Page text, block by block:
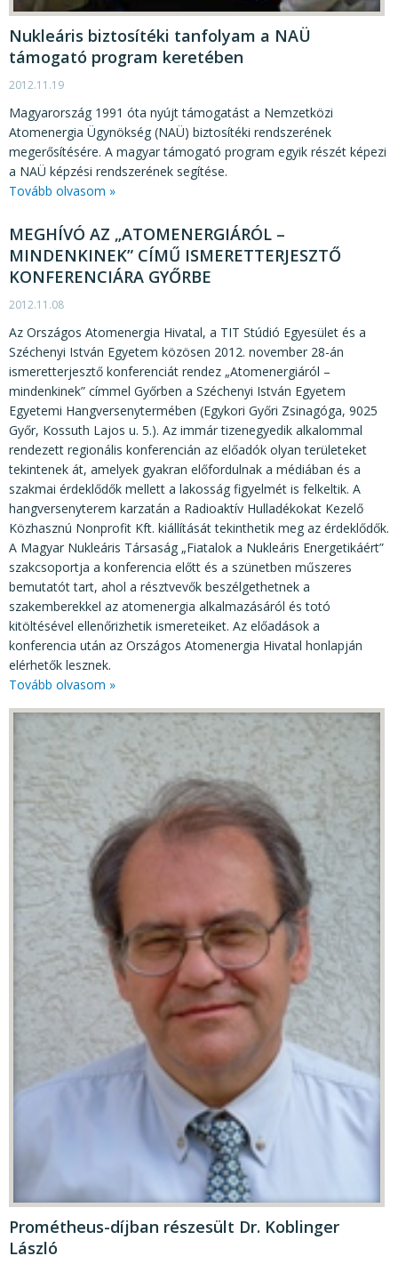
Nukleáris biztosítéki tanfolyam a NAÜ
támogató program keretében
2012.11.19
Magyarország 1991 óta nyújt támogatást a Nemzetközi
Atomenergia Ügynökség (NAÜ) biztosítéki rendszerének
megerősítésére. A magyar támogató program egyik részét képezi
a NAÜ képzési rendszerének segítése.
Tovább olvasom »
MEGHÍVÓ AZ „ATOMENERGIÁRÓL –
MINDENKINEK” CÍMŰ ISMERETTERJESZTŐ
KONFERENCIÁRA GYŐRBE
2012.11.08
Az Országos Atomenergia Hivatal, a TIT Stúdió Egyesület és a
Széchenyi István Egyetem közösen 2012. november 28-án
ismeretterjesztő konferenciát rendez „Atomenergiáról –
mindenkinek” címmel Győrben a Széchenyi István Egyetem
Egyetemi Hangversenytermében (Egykori Győri Zsinagóga, 9025
Győr, Kossuth Lajos u. 5.). Az immár tizenegyedik alkalommal
rendezett regionális konferencián az előadók olyan területeket
tekintenek át, amelyek gyakran előfordulnak a médiában és a
szakmai érdeklődők mellett a lakosság figyelmét is felkeltik. A
hangversenyterem karzatán a Radioaktív Hulladékokat Kezelő
Közhasznú Nonprofit Kft. kiállítását tekinthetik meg az érdeklődők.
A Magyar Nukleáris Társaság „Fiatalok a Nukleáris Energetikáért”
szakcsoportja a konferencia előtt és a szünetben műszeres
bemutatót tart, ahol a résztvevők beszélgethetnek a
szakemberekkel az atomenergia alkalmazásáról és totó
kitöltésével ellenőrizhetik ismereteiket. Az előadások a
konferencia után az Országos Atomenergia Hivatal honlapján
elérhetők lesznek.
Tovább olvasom »
Prométheus-díjban részesült Dr. Koblinger
László